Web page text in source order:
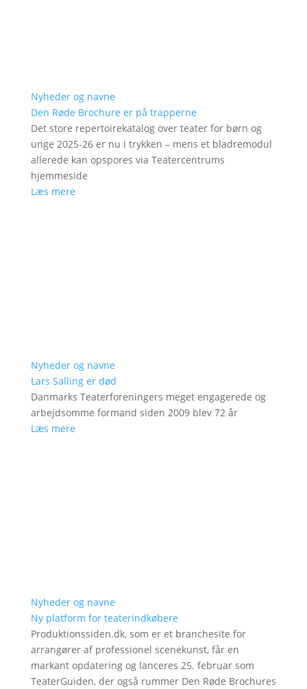
Nyheder og navne
Den Røde Brochure er på trapperne
Det store repertoirekatalog over teater for børn og
unge 2025-26 er nu i trykken – mens et bladremodul
allerede kan opspores via Teatercentrums
hjemmeside
Læs mere
Nyheder og navne
Lars Salling er død
Danmarks Teaterforeningers meget engagerede og
arbejdsomme formand siden 2009 blev 72 år
Læs mere
Nyheder og navne
Ny platform for teaterindkøbere
Produktionssiden.dk, som er et branchesite for
arrangører af professionel scenekunst, får en
markant opdatering og lanceres 25. februar som
TeaterGuiden, der også rummer Den Røde Brochures